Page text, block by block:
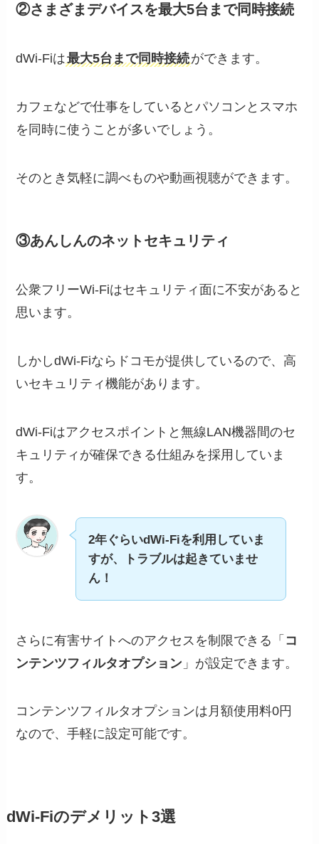
②さまざまデバイスを最大5台まで同時接続
dWi-Fiは最大5台まで同時接続ができます。
カフェなどで仕事をしているとパソコンとスマホ
を同時に使うことが多いでしょう。
そのとき気軽に調べものや動画視聴ができます。
③あんしんのネットセキュリティ
公衆フリーWi-Fiはセキュリティ面に不安があると
思います。
しかしdWi-Fiならドコモが提供しているので、高
いセキュリティ機能があります。
dWi-Fiはアクセスポイントと無線LAN機器間のセ
キュリティが確保できる仕組みを採用していま
す。
2年ぐらいdWi-Fiを利用していま
すが、トラブルは起きていませ
ん！
さらに有害サイトへのアクセスを制限できる「 コ
ンテンツフィルタオプション 」が設定できます。
コンテンツフィルタオプションは月額使用料0円
なので、手軽に設定可能です。
dWi-Fiのデメリット3選